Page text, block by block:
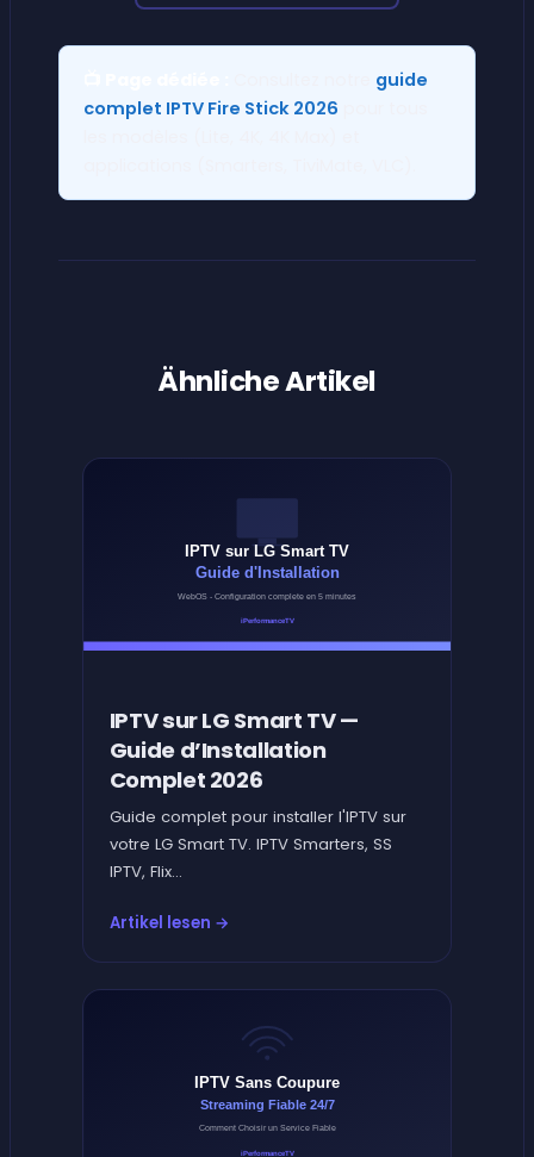
guide
complet IPTV Fire Stick 2026
Ähnliche Artikel
IPTV sur LG Smart TV —
Guide d’Installation
Complet 2026
Guide complet pour installer l'IPTV sur
votre LG Smart TV. IPTV Smarters, SS
IPTV, Flix...
Artikel lesen →